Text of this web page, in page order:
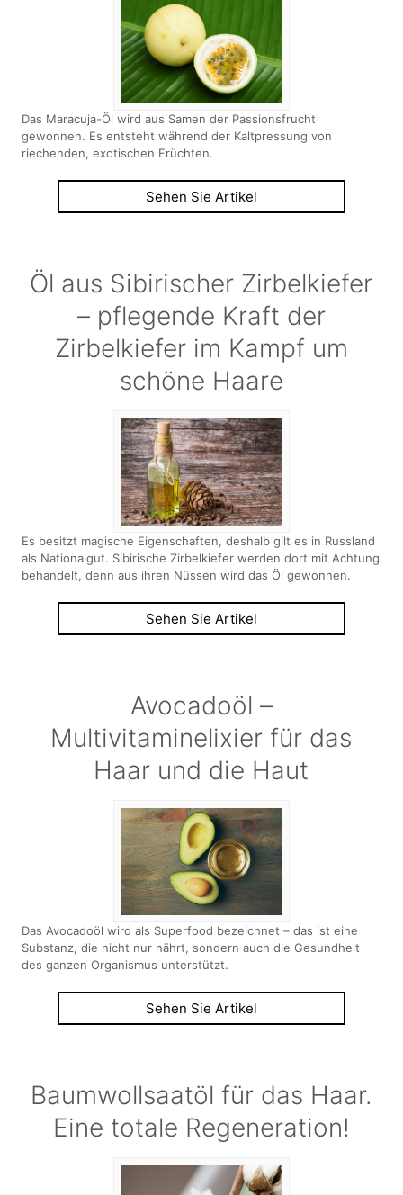
Das Maracuja-Öl wird aus Samen der Passionsfrucht
gewonnen. Es entsteht während der Kaltpressung von
riechenden, exotischen Früchten.
Sehen Sie Artikel
Öl aus Sibirischer Zirbelkiefer
– pflegende Kraft der
Zirbelkiefer im Kampf um
schöne Haare
Es besitzt magische Eigenschaften, deshalb gilt es in Russland
als Nationalgut. Sibirische Zirbelkiefer werden dort mit Achtung
behandelt, denn aus ihren Nüssen wird das Öl gewonnen.
Sehen Sie Artikel
Avocadoöl –
Multivitaminelixier für das
Haar und die Haut
Das Avocadoöl wird als Superfood bezeichnet – das ist eine
Substanz, die nicht nur nährt, sondern auch die Gesundheit
des ganzen Organismus unterstützt.
Sehen Sie Artikel
Baumwollsaatöl für das Haar.
Eine totale Regeneration!